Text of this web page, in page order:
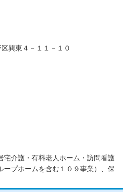
巽東４－１１－１０
宅介護・有料老人ホーム・訪問看護
ープホームを含む１０９事業）、保